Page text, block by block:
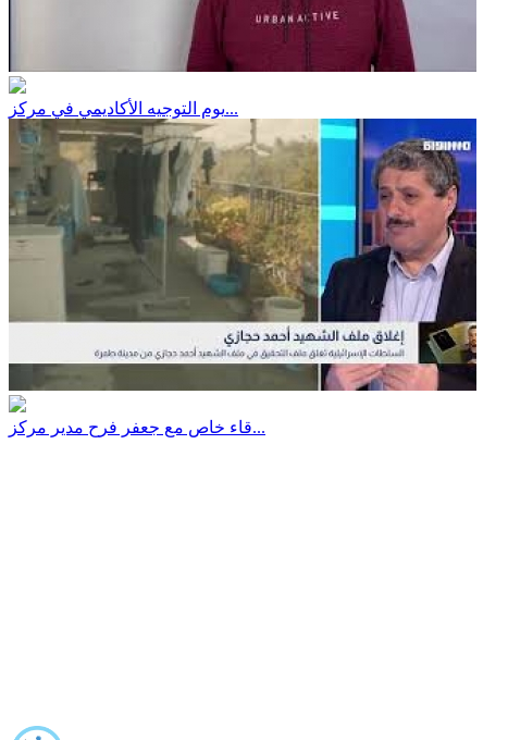
يوم التوجيه الأكاديمي في مركز...
قاء خاص مع جعفر فرح مدير مركز...